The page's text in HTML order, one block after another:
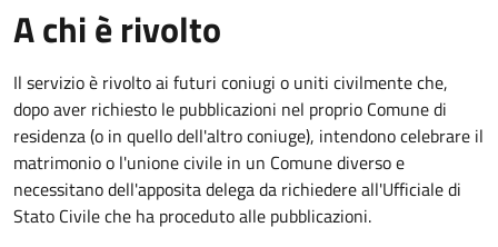
A chi è rivolto
Il servizio è rivolto ai futuri coniugi o uniti civilmente che,
dopo aver richiesto le pubblicazioni nel proprio Comune di
residenza (o in quello dell'altro coniuge), intendono celebrare il
matrimonio o l'unione civile in un Comune diverso e
necessitano dell'apposita delega da richiedere all'Ufficiale di
Stato Civile che ha proceduto alle pubblicazioni.